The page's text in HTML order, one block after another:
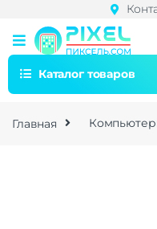
Каталог товаров
Главная